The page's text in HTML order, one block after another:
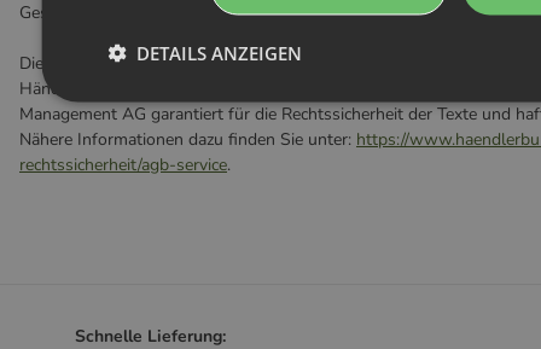
Geschäftsbedingungen (Teil I).
Diese AGB und Kundeninformationen wurden von den auf IT-Recht
Händlerbundes erstellt und werden permanent auf
Management AG garantiert für die Rechtssicherheit der Texte und
Nähere Informationen dazu finden Sie unter: https://
rechtssicherheit/agb-service.
Schnelle Lieferung:
DETAILS ANZEIGEN